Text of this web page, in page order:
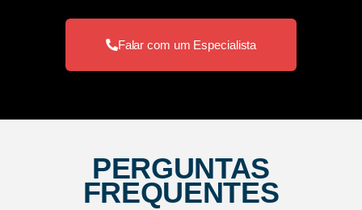
Falar com um Especialista
PERGUNTAS
FREQUENTES